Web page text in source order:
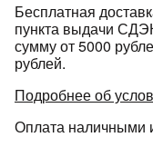
Бесплатная
пункта выдачи
сумму от 5000
рублей.
Подробнее об
Оплата наличными